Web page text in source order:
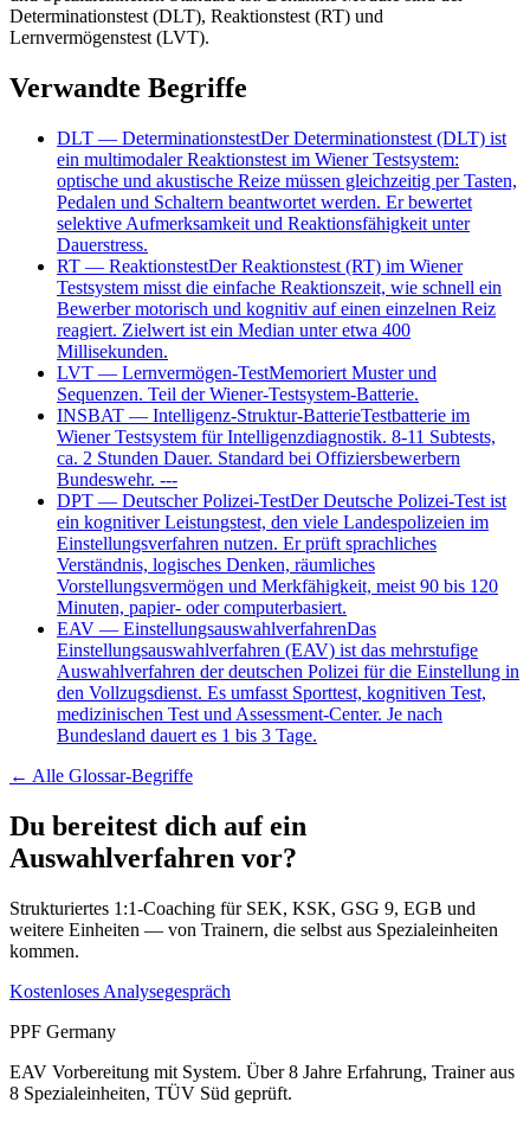
Determinationstest (DLT), Reaktionstest (RT) und
Lernvermögenstest (LVT).
Verwandte Begriffe
DLT — DeterminationstestDer Determinationstest (DLT) ist
ein multimodaler Reaktionstest im Wiener Testsystem:
optische und akustische Reize müssen gleichzeitig per Tasten,
Pedalen und Schaltern beantwortet werden. Er bewertet
selektive Aufmerksamkeit und Reaktionsfähigkeit unter
Dauerstress.
RT — ReaktionstestDer Reaktionstest (RT) im Wiener
Testsystem misst die einfache Reaktionszeit, wie schnell ein
Bewerber motorisch und kognitiv auf einen einzelnen Reiz
reagiert. Zielwert ist ein Median unter etwa 400
Millisekunden.
LVT — Lernvermögen-TestMemoriert Muster und
Sequenzen. Teil der Wiener-Testsystem-Batterie.
INSBAT — Intelligenz-Struktur-BatterieTestbatterie im
Wiener Testsystem für Intelligenzdiagnostik. 8-11 Subtests,
ca. 2 Stunden Dauer. Standard bei Offiziersbewerbern
Bundeswehr. ---
DPT — Deutscher Polizei-TestDer Deutsche Polizei-Test ist
ein kognitiver Leistungstest, den viele Landespolizeien im
Einstellungsverfahren nutzen. Er prüft sprachliches
Verständnis, logisches Denken, räumliches
Vorstellungsvermögen und Merkfähigkeit, meist 90 bis 120
Minuten, papier- oder computerbasiert.
EAV — EinstellungsauswahlverfahrenDas
Einstellungsauswahlverfahren (EAV) ist das mehrstufige
Auswahlverfahren der deutschen Polizei für die Einstellung in
den Vollzugsdienst. Es umfasst Sporttest, kognitiven Test,
medizinischen Test und Assessment-Center. Je nach
Bundesland dauert es 1 bis 3 Tage.
← Alle Glossar-Begriffe
Du bereitest dich auf ein
Auswahlverfahren vor?
Strukturiertes 1:1-Coaching für SEK, KSK, GSG 9, EGB und
weitere Einheiten — von Trainern, die selbst aus Spezialeinheiten
kommen.
Kostenloses Analysegespräch
PPF Germany
EAV Vorbereitung mit System. Über 8 Jahre Erfahrung, Trainer aus
8 Spezialeinheiten, TÜV Süd geprüft.